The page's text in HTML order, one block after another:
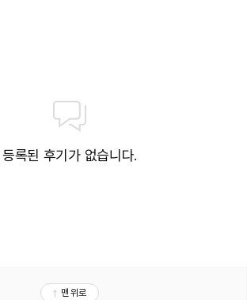
등록된 후기가 없습니다.